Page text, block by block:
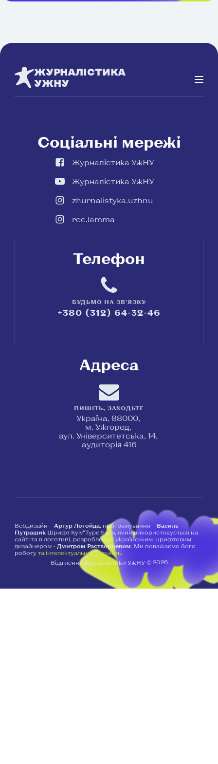
ЖУРНАЛІСТИКА
УЖНУ
Соціальні мережі
Журналістика УжНУ
Журналістика УжНУ
zhurnalistyka.uzhnu
rec.lamma
Телефон
БУДЬМО НА ЗВ'ЯЗКУ
+380 (312) 64-32-46
Адреса
ПИШІТЬ, ЗАХОДЬТЕ
Україна, 88000,
м. Ужгород,
вул. Університетська, 14,
аудиторія 416
Вебдизайн – Артур Логойда, програмування – Василь
Путрашик Шрифт Kyiv*Type Sans, який використовується на
сайті та в логотипі, розроблений українським шрифтовим
дизайнером - Дмитром Растворцевим. Ми поважаємо його
роботу та інтелектуальну власність.
Відділення журналістики УжНУ © 2026